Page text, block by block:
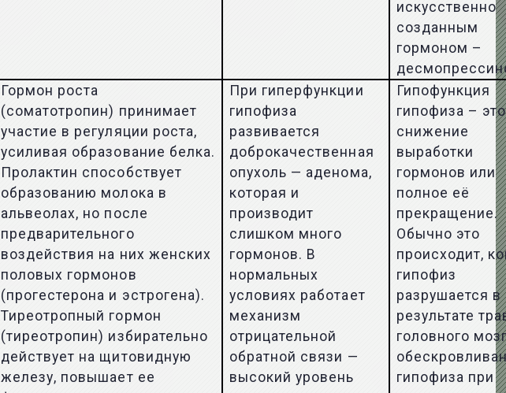
искусственно
созданным
гормоном –
Гормон роста
(соматотропин) принимает
участие в регуляции роста,
усиливая образование белка.
Пролактин способствует
образованию молока в
альвеолах, но после
предварительного
воздействия на них женских
половых гормонов
(прогестерона и эстрогена).
Тиреотропный гормон
(тиреотропин) избирательно
действует на щитовидную
железу, повышает ее
При гиперфункции
гипофиза
развивается
доброкачественная
опухоль — аденома,
которая и
производит
слишком много
гормонов. В
нормальных
условиях работает
механизм
отрицательной
обратной связи —
высокий уровень
Гипофункция
гипофиза – это
снижение
выработки
гормонов или
полное её
прекращение.
Обычно это
происходит,
гипофиз
разрушается в
результате
головного
гипофиза при